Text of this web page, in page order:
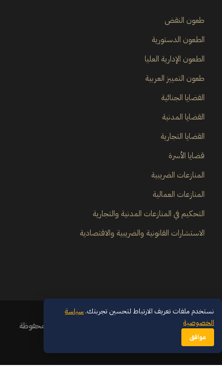
طعون النقض
الطعون الدستورية
الطعون الإدارية العليا
طعون التمييز العربية
القضايا الجنائية
القضايا المدنية
القضايا التجارية
قضايا الأسرة
المنازعات الضريبية
المنازعات العمالية
التحكيم في المنازعات المدنية والتجارية
الاستشارات القانونية والضريبية والاقتصادية
© 2026 مجموعة سعودي القانونية — جميع الحقوق محفوظة
نستخدم ملفات تعريف الارتباط لتحسين تجربتك. سياسة
الخصوصية
موافق